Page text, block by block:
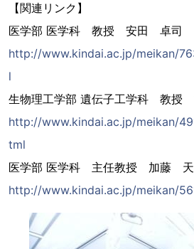
【関連リンク】
医学部 医学科 教授 安田 卓司
http://www.kindai.ac.jp/meikan/
l
生物理工学部 遺伝子工学科 教
http://www.kindai.ac.jp/meikan/
tml
医学部 医学科 主任教授 加藤
http://www.kindai.ac.jp/meikan/